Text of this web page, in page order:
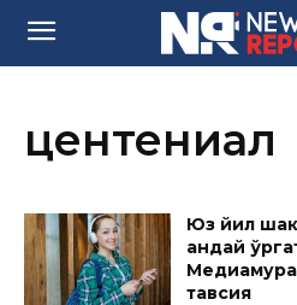
центениал
Юз йил
қандай
тавсия